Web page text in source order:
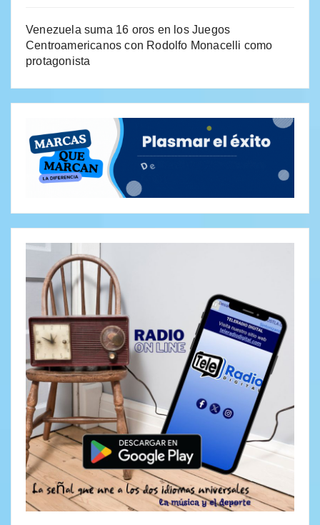
Venezuela suma 16 oros en los Juegos
Centroamericanos con Rodolfo Monacelli como
protagonista